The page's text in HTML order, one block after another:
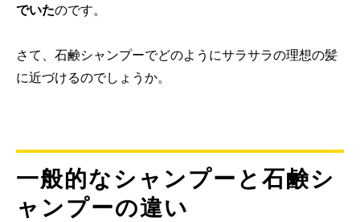
でいたのです。
さて、石鹸シャンプーでどのようにサラサラの理想の髪
に近づけるのでしょうか。
一般的なシャンプーと石鹸シ
ャンプーの違い